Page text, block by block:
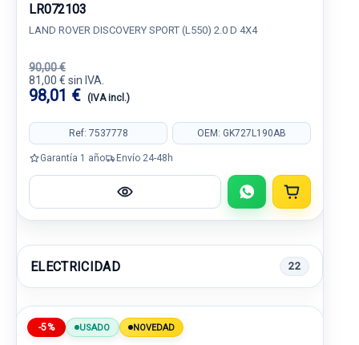
LR072103
LAND ROVER DISCOVERY SPORT (L550) 2.0 D 4X4
90,00 €
81,00 € sin IVA.
98,01 € (IVA incl.)
Ref: 7537778 OEM: GK727L190AB
Garantía 1 año Envío 24-48h
ELECTRICIDAD 22
-5% USADO NOVEDAD